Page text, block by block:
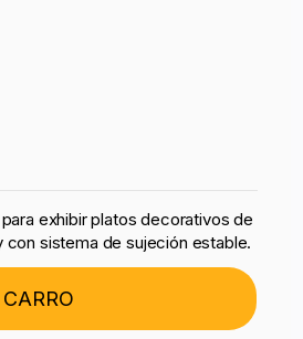
para exhibir platos decorativos de
sistema de sujeción estable.